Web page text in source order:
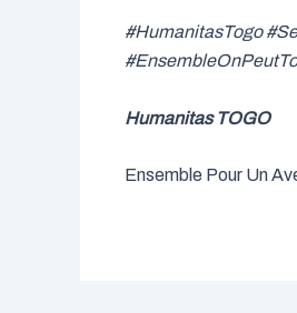
#HumanitasTogo
Humanitas TOGO
Ensemble Pour Un